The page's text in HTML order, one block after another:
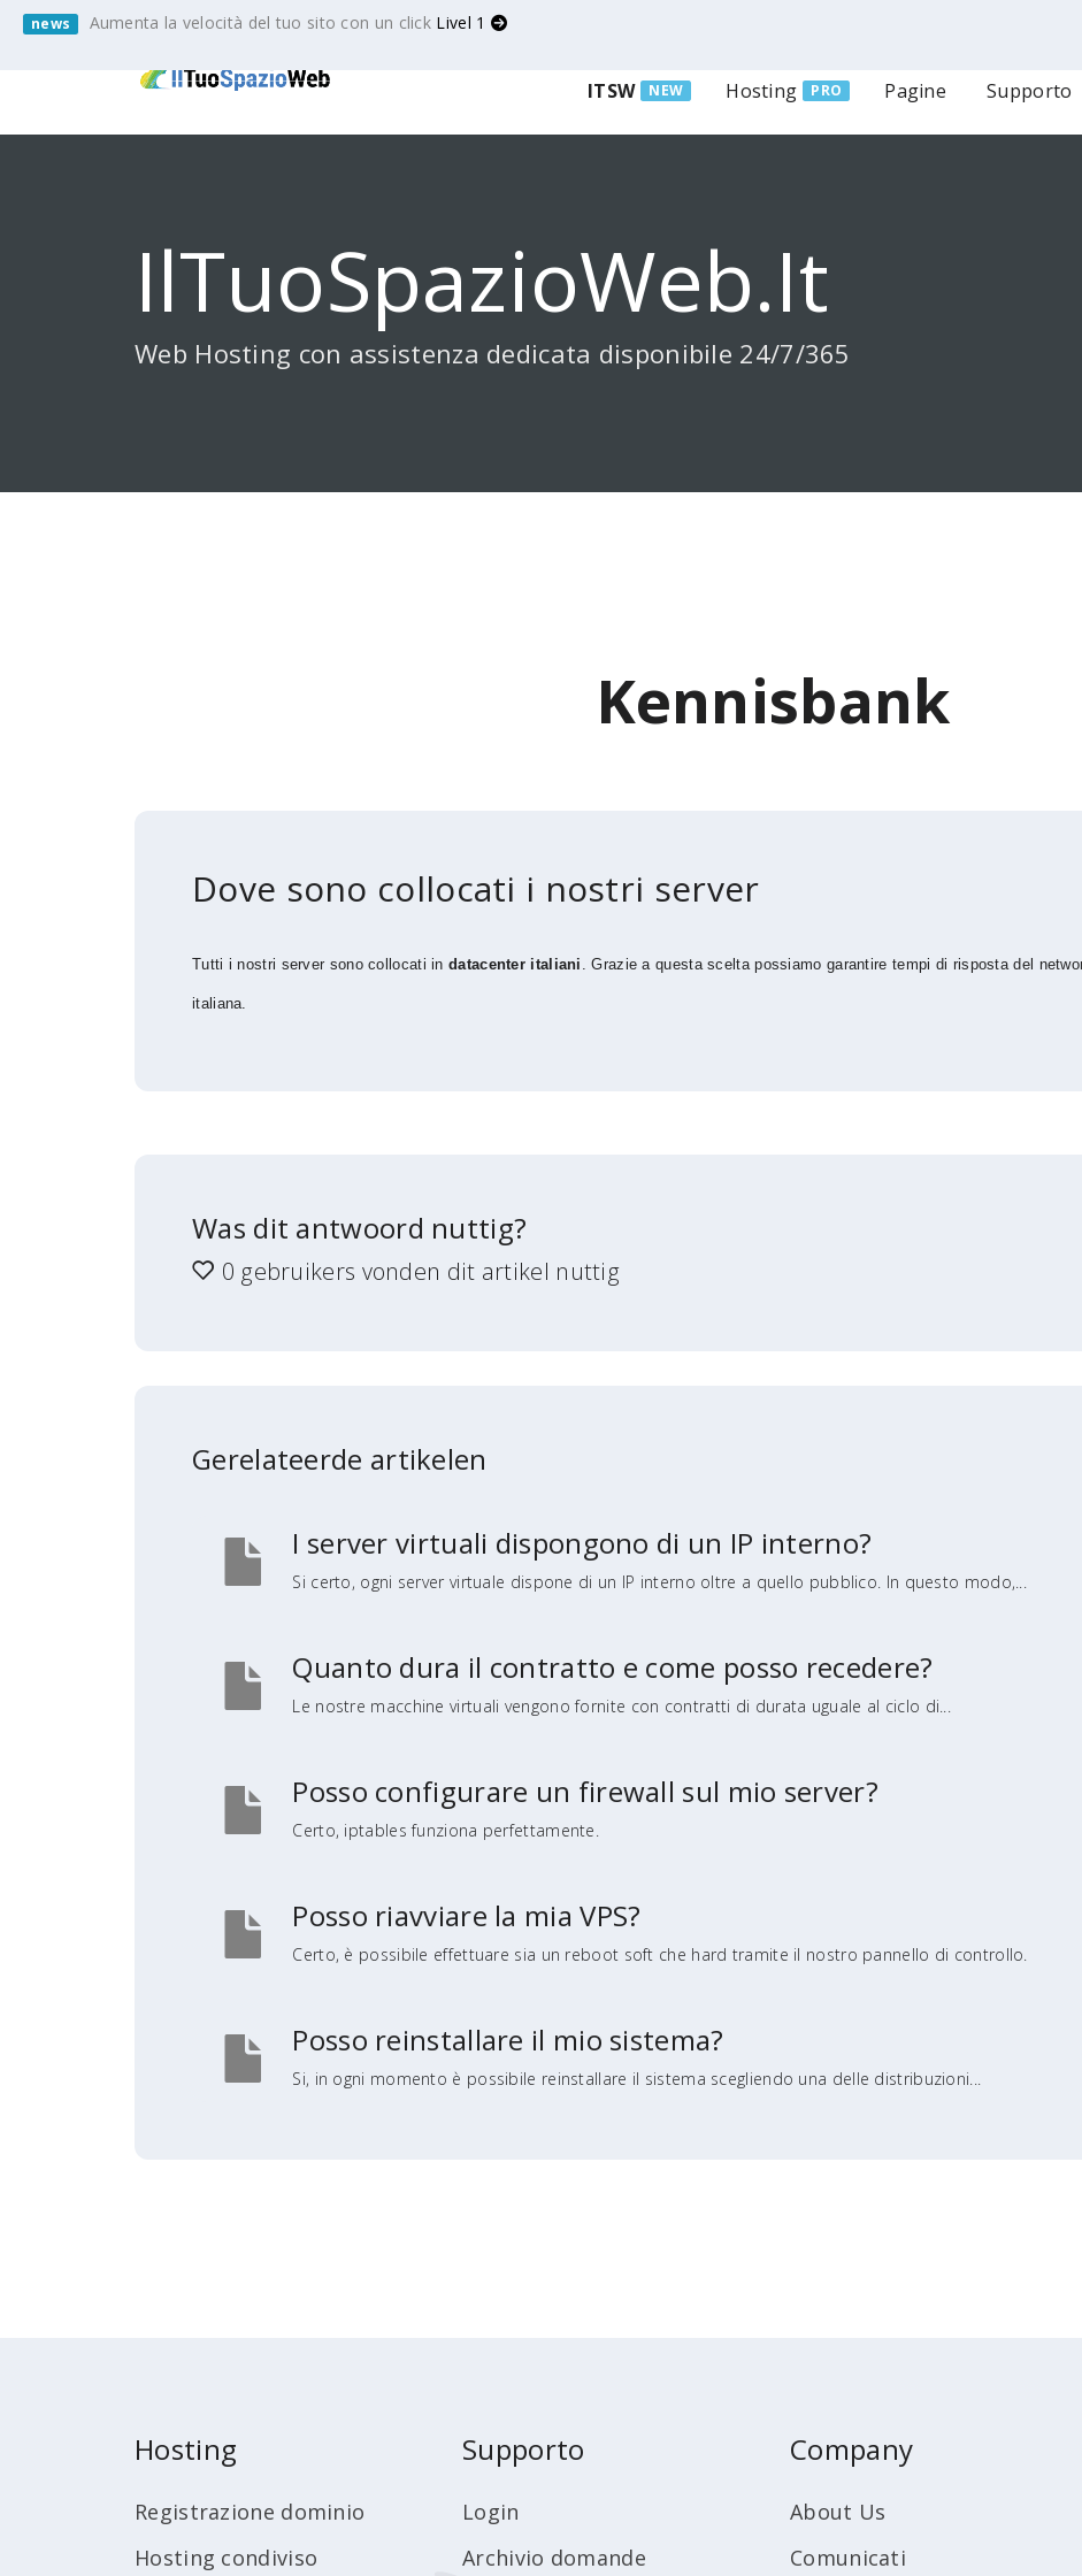
news Aumenta la velocità del tuo sito con un click Livel 1
ITSW NEW Hosting PRO Pagine Supporto
IlTuoSpazioWeb.it
Web Hosting con assistenza dedicata disponibile 24/7/365
Kennisbank
Dove sono collocati i nostri server
Tutti i nostri server sono collocati in datacenter italiani . Grazie a questa scelta possiamo garantire tempi di risposta del
italiana.
Was dit antwoord nuttig?
0 gebruikers vonden dit artikel nuttig
Gerelateerde artikelen
I server virtuali dispongono di un IP interno?
Si certo, ogni server virtuale dispone di un IP interno oltre a quello pubblico. In questo modo,...
Quanto dura il contratto e come posso recedere?
Le nostre macchine virtuali vengono fornite con contratti di durata uguale al ciclo di...
Posso configurare un firewall sul mio server?
Certo, iptables funziona perfettamente.
Posso riavviare la mia VPS?
Certo, è possibile effettuare sia un reboot soft che hard tramite il nostro pannello di controllo.
Posso reinstallare il mio sistema?
Si, in ogni momento è possibile reinstallare il sistema scegliendo una delle distribuzioni...
Hosting
Registrazione dominio
Hosting condiviso
Supporto
Login
Archivio domande
Company
About Us
Comunicati